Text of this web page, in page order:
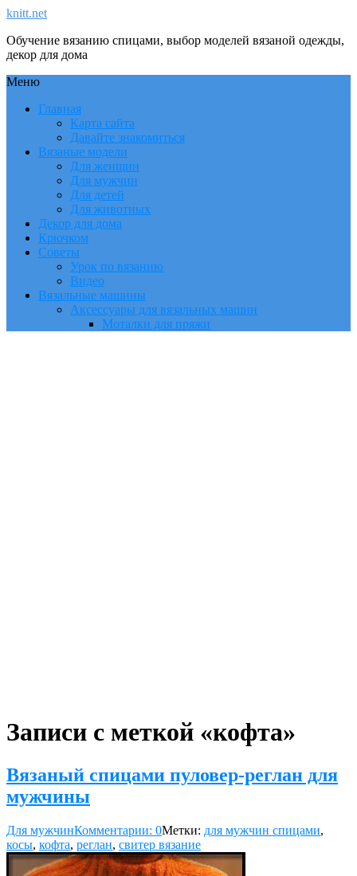
knitt.net
Обучение вязанию спицами, выбор моделей вязаной одежды,
декор для дома
Меню
Главная
Карта сайта
Давайте знакомиться
Вязаные модели
Для женщин
Для мужчин
Для детей
Для животных
Декор для дома
Крючком
Советы
Урок по вязанию
Видео
Вязальные машины
Аксессуары для вязальных машин
Моталки для пряжи
Записи с меткой «кофта»
Вязаный спицами пуловер-реглан для
мужчины
Для мужчинКомментарии: 0Метки: для мужчин спицами,
косы, кофта, реглан, свитер вязание